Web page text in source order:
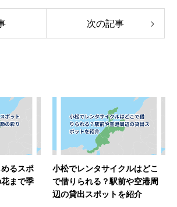
次の記事
るスポ
まで季
小松でレンタサイクルはどこ
で借りられる？駅前や空港周
辺の貸出スポットを紹介